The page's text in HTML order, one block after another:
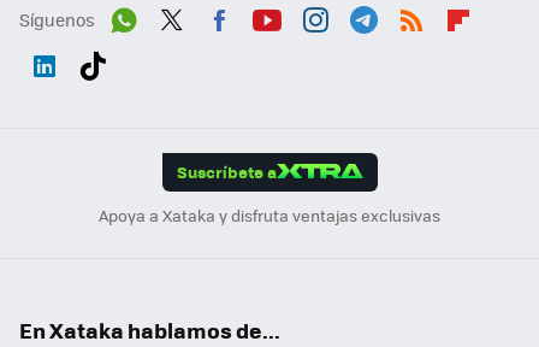
Síguenos
Suscríbete a
Apoya a Xataka y disfruta ventajas exclusivas
En Xataka hablamos de...